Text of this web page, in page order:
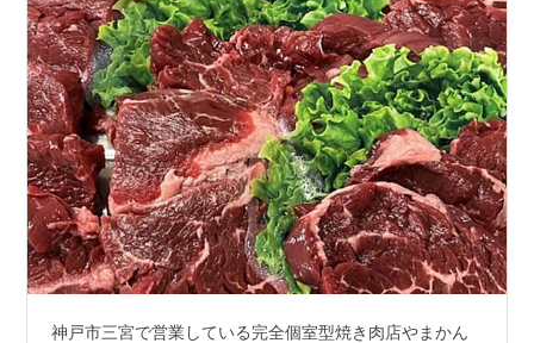
神戸市三宮で営業している完全個室型焼き肉店やまかん